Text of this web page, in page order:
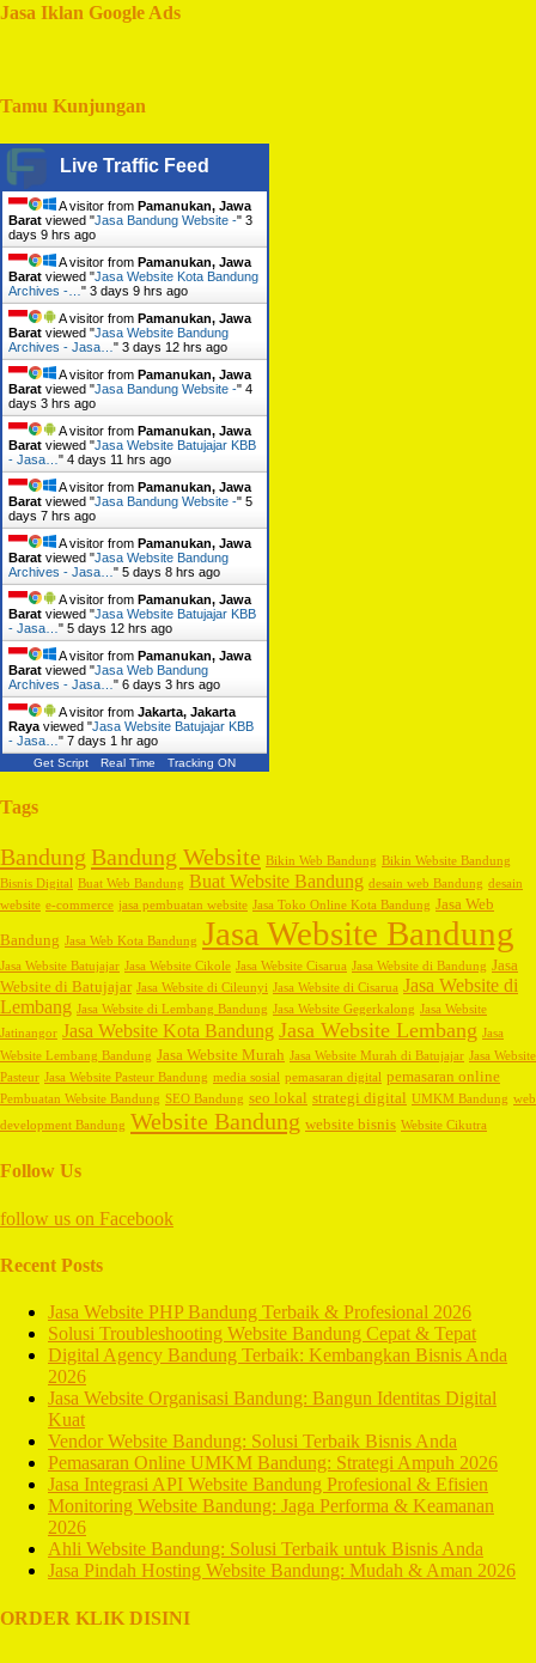
Jasa Iklan Google Ads
Tamu Kunjungan
Live Traffic Feed
A visitor from Pamanukan, Jawa
Barat viewed "Jasa Bandung Website -" 3
days 9 hrs ago
A visitor from Pamanukan, Jawa
Barat viewed "Jasa Website Kota Bandung
Archives -… " 3 days 9 hrs ago
A visitor from Pamanukan, Jawa
Barat viewed "Jasa Website Bandung
Archives - Jasa… " 3 days 12 hrs ago
A visitor from Pamanukan, Jawa
Barat viewed "Jasa Bandung Website -" 4
days 3 hrs ago
A visitor from Pamanukan, Jawa
Barat viewed "Jasa Website Batujajar KBB
- Jasa… " 4 days 11 hrs ago
A visitor from Pamanukan, Jawa
Barat viewed "Jasa Bandung Website -" 5
days 7 hrs ago
A visitor from Pamanukan, Jawa
Barat viewed "Jasa Website Bandung
Archives - Jasa… " 5 days 8 hrs ago
A visitor from Pamanukan, Jawa
Barat viewed "Jasa Website Batujajar KBB
- Jasa… " 5 days 12 hrs ago
A visitor from Pamanukan, Jawa
Barat viewed "Jasa Web Bandung
Archives - Jasa… " 6 days 3 hrs ago
A visitor from Jakarta, Jakarta
Raya viewed "Jasa Website Batujajar KBB
- Jasa… " 7 days 1 hr ago
Get Script Real Time Tracking ON
Tags
Bandung Bandung Website Bikin Web Bandung Bikin Website Bandung
Bisnis Digital Buat Web Bandung Buat Website Bandung desain web Bandung desain
website e-commerce jasa pembuatan website Jasa Toko Online Kota Bandung Jasa Web
Bandung Jasa Web Kota Bandung Jasa Website Bandung
Jasa Website Batujajar Jasa Website Cikole Jasa Website Cisarua Jasa Website di Bandung Jasa
Website di Batujajar Jasa Website di Cileunyi Jasa Website di Cisarua Jasa Website di
Lembang Jasa Website di Lembang Bandung Jasa Website Gegerkalong Jasa Website
Jatinangor Jasa Website Kota Bandung Jasa Website Lembang Jasa
Website Lembang Bandung Jasa Website Murah Jasa Website Murah di Batujajar Jasa Website
Pasteur Jasa Website Pasteur Bandung media sosial pemasaran digital pemasaran online
Pembuatan Website Bandung SEO Bandung seo lokal strategi digital UMKM Bandung web
development Bandung Website Bandung website bisnis Website Cikutra
Follow Us
follow us on Facebook
Recent Posts
Jasa Website PHP Bandung Terbaik & Profesional 2026
Solusi Troubleshooting Website Bandung Cepat & Tepat
Digital Agency Bandung Terbaik: Kembangkan Bisnis Anda
2026
Jasa Website Organisasi Bandung: Bangun Identitas Digital
Kuat
Vendor Website Bandung: Solusi Terbaik Bisnis Anda
Pemasaran Online UMKM Bandung: Strategi Ampuh 2026
Jasa Integrasi API Website Bandung Profesional & Efisien
Monitoring Website Bandung: Jaga Performa & Keamanan
2026
Ahli Website Bandung: Solusi Terbaik untuk Bisnis Anda
Jasa Pindah Hosting Website Bandung: Mudah & Aman 2026
ORDER KLIK DISINI